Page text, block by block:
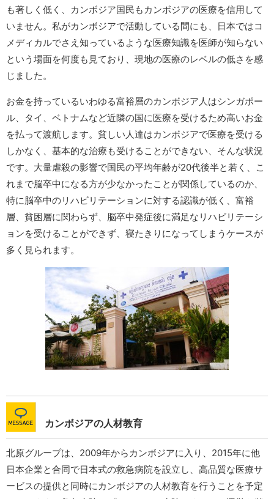
も著しく低く、カンボジア国民もカンボジアの医療を信用して
いません。私がカンボジアで活動している間にも、日本ではコ
メディカルでさえ知っているような医療知識を医師が知らない
という場面を何度も見ており、現地の医療のレベルの低さを感
じました。
お金を持っているいわゆる富裕層のカンボジア人はシンガポー
ル、タイ、ベトナムなど近隣の国に医療を受けるため高いお金
を払って渡航します。貧しい人達はカンボジアで医療を受ける
しかなく、基本的な治療も受けることができない、そんな状況
です。大量虐殺の影響で国民の平均年齢が20代後半と若く、こ
れまで脳卒中になる方が少なかったことが関係しているのか、
特に脳卒中のリハビリテーションに対する認識が低く、富裕
層、貧困層に関わらず、脳卒中発症後に満足なリハビリテーシ
ョンを受けることができず、寝たきりになってしまうケースが
多く見られます。
カンボジアの人材教育
北原グループは、2009年からカンボジアに入り、2015年に他
日本企業と合同で日本式の救急病院を設立し、高品質な医療サ
ービスの提供と同時にカンボジアの人材教育を行うことを予定